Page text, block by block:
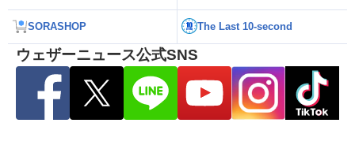
SORASHOP The Last 10-second
ウェザーニュース公式SNS